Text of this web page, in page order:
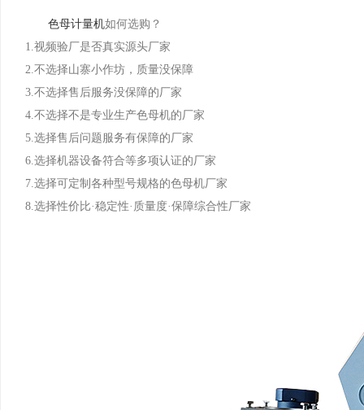
色母计量机如何选购？
1.视频验厂是否真实源头厂家
2.不选择山寨小作坊，质量没保障
3.不选择售后服务没保障的厂家
4.不选择不是专业生产色母机的厂家
5.选择售后问题服务有保障的厂家
6.选择机器设备符合等多项认证的厂家
7.选择可定制各种型号规格的色母机厂家
8.选择性价比·稳定性·质量度·保障综合性厂家